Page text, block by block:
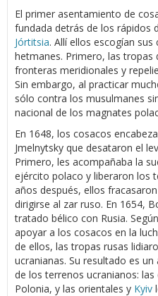
El primer asentamiento de
fundada detrás de los rápidos
Jórtitsia. Allí ellos escogían
hetmanes. Primero, las tropas
fronteras meridionales y
Sin embargo, al practicar
sólo contra los musulmanes
nacional de los magnates
En 1648, los cosacos
Jmelnytsky que desataron el
Primero, les acompañaba la
ejército polaco y liberaron los
años después, ellos
dirigirse al zar ruso. En 1654,
tratado bélico con Rusia.
apoyar a los cosacos en la
de ellos, las tropas rusas
ucranianas. Su resultado es
de los terrenos ucranianos:
Polonia, y las orientales y Kyiv